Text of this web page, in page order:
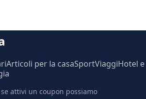
Articoli per la casaSportViaggiHotel
attivi un coupon possiamo